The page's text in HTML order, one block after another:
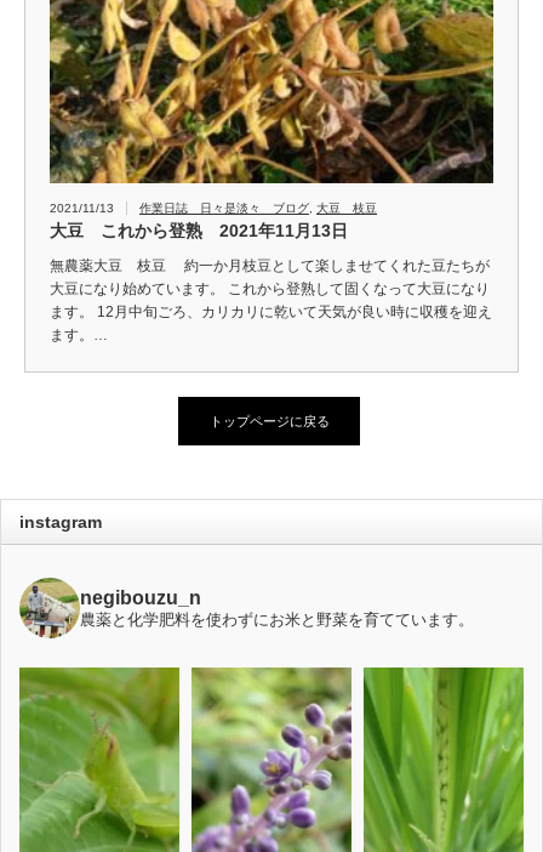
2021/11/13 作業日誌 日々是淡々 ブログ 大豆 枝豆
大豆 これから登熟 2021年11月13日
無農薬大豆 枝豆 約一か月枝豆として楽しませてくれた豆たちが
大豆になり始めています。 これから登熟して固くなって大豆になり
ます。 12月中旬ごろ、カリカリに乾いて天気が良い時に収穫を迎え
ます。…
トップページに戻る
instagram
negibouzu_n
農薬と化学肥料を使わずにお米と野菜を育てています。